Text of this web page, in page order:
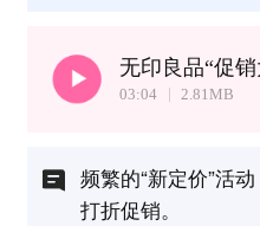
无印良品“促
03:04 2.81MB
频繁的“新定价”活
打折促销。